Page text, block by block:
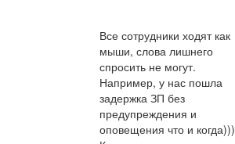
Все сотрудники ходят как
мыши, слова лишнего
спросить не могут.
Например, у нас пошла
задержка ЗП без
предупреждения и
оповещения что и когда)))